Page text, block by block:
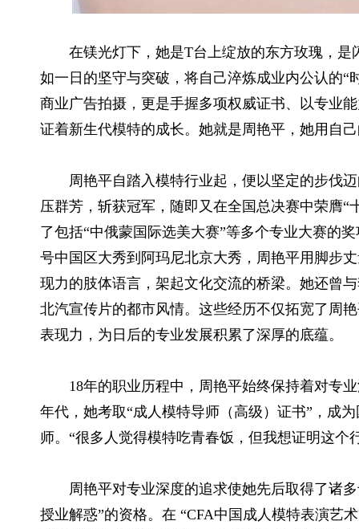
在镁光灯下，她是T台上绽放的东方玫瑰，
如一日的坚守与突破，将自己淬炼成业内公认的
商业广告拍摄，更是手握多项权威证书、以专业
证着新生代模特的成长。她就是周艳平，她用自
周艳平自踏入模特行业起，便以坚定的步伐
压群芳，斩获冠军，随即又在全国总决赛中荣膺
了包括“中俄蒙国际选美大赛”等多个专业大赛的
号中国区大秀到阿玛尼北京大秀，周艳平用脚步
现力的肢体语言，架起文化交流的桥梁。她还曾
北汽宣传片的都市风情。这些经历不仅拓宽了周
表现力，为日后的专业发展积累了深厚的底蕴。
18年的职业历程中，周艳平始终保持着对专
年代，她考取“成人模特导师（高级）证书”，成
师。“很多人觉得模特吃青春饭，但我想证明这个
周艳平对专业深度的追求使她先后取得了诸
授业解惑”的资格。在 “CFA中国成人模特表演艺